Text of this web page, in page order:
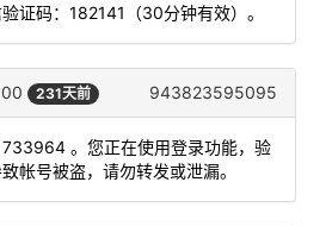
证码：182141（30分钟有效）。
231天前 943823595095
733964 。您正在使用登录功能，验
帐号被盗，请勿转发或泄漏。